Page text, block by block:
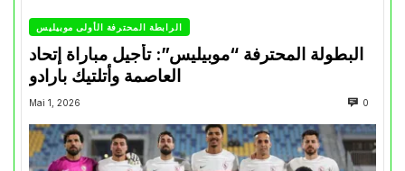
الرابطة المحترفة الأولى موبيليس
البطولة المحترفة “موبيليس”: تأجيل مباراة إتحاد
العاصمة وأتلتيك بارادو
Mai 1, 2026 0